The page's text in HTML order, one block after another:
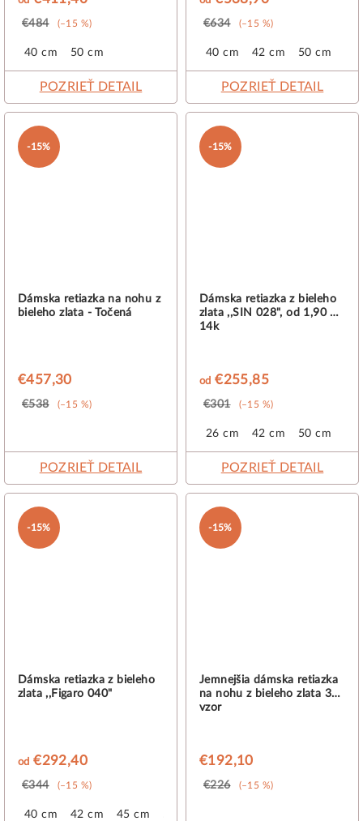
€484 (–15 %)
40 cm 50 cm
POZRIEŤ DETAIL
€634 (–15 %)
40 cm 42 cm 50 cm
POZRIEŤ DETAIL
-15%
Dámska retiazka na nohu z
bieleho zlata - Točená
€457,30
€538 (–15 %)
POZRIEŤ DETAIL
-15%
Dámska retiazka z bieleho
zlata ,,SIN 028", od 1,90 g,
14k
od €255,85
€301 (–15 %)
26 cm 42 cm 50 cm
POZRIEŤ DETAIL
-15%
Dámska retiazka z bieleho
zlata ,,Figaro 040"
od €292,40
€344 (–15 %)
40 cm 42 cm 45 cm
-15%
Jemnejšia dámska retiazka
na nohu z bieleho zlata 3D
vzor
€192,10
€226 (–15 %)